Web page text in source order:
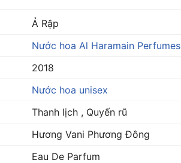
Ả Rập
Nước hoa Al Haramain Perfumes
2018
Nước hoa unisex
Thanh lịch , Quyến rũ
Hương Vani Phương Đông
Eau De Parfum